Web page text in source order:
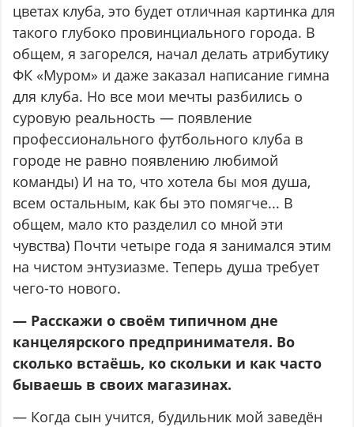
цветах клуба, это будет отличная картинка для
такого глубоко провинциального города. В
общем, я загорелся, начал делать атрибутику
ФК «Муром» и даже заказал написание гимна
для клуба. Но все мои мечты разбились о
суровую реальность — появление
профессионального футбольного клуба в
городе не равно появлению любимой
команды) И на то, что хотела бы моя душа,
всем остальным, как бы это помягче... В
общем, мало кто разделил со мной эти
чувства) Почти четыре года я занимался этим
на чистом энтузиазме. Теперь душа требует
чего-то нового.
— Расскажи о своём типичном дне
канцелярского предпринимателя. Во
сколько встаёшь, ко скольки и как часто
бываешь в своих магазинах.
— Когда сын учится, будильник мой заведён